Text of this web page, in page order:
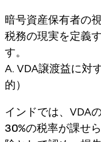
暗号資産保有者の
税務の現実を定義
す。
A. VDA譲渡益に対
的）
インドでは、VDA
30%の税率が課せ